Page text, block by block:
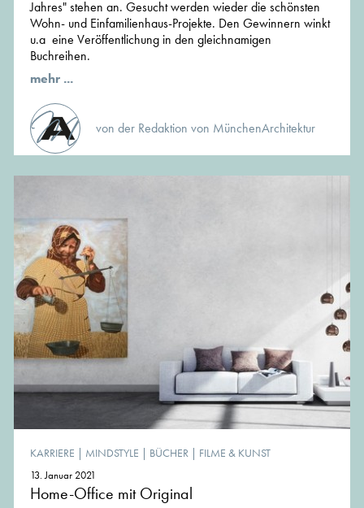
Jahres" stehen an. Gesucht werden wieder die schönsten
Wohn- und Einfamilienhaus-Projekte. Den Gewinnern winkt
u.a eine Veröffentlichung in den gleichnamigen
Buchreihen.
mehr ...
von der Redaktion von MünchenArchitektur
KARRIERE | MINDSTYLE | BÜCHER | FILME & KUNST
13. Januar 2021
Home-Office mit Original